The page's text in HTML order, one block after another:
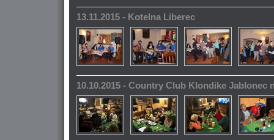
13.11.2015 - Kotelna Liberec
10.10.2015 - Country Club Klondike Jablonec